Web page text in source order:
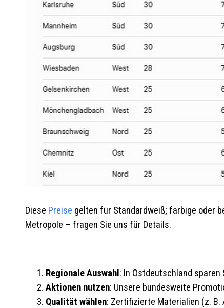
Diese Preise gelten für Standardweiß; farbige oder
Metropole – fragen Sie uns für Details.
Regionale Auswahl : In Ostdeutschland
Aktionen nutzen: Unsere bundesweite
Qualität wählen: Zertifizierte Materialien (z.